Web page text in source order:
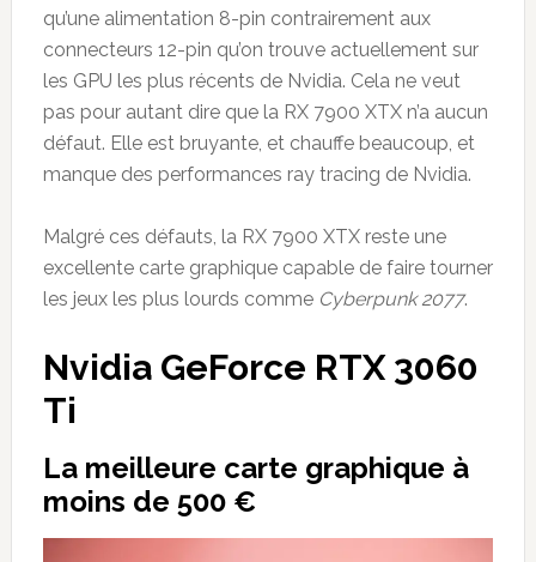
qu’une alimentation 8-pin contrairement aux
connecteurs 12-pin qu’on trouve actuellement sur
les GPU les plus récents de Nvidia. Cela ne veut
pas pour autant dire que la RX 7900 XTX n’a aucun
défaut. Elle est bruyante, et chauffe beaucoup, et
manque des performances ray tracing de Nvidia.
Malgré ces défauts, la RX 7900 XTX reste une
excellente carte graphique capable de faire tourner
les jeux les plus lourds comme Cyberpunk 2077.
Nvidia GeForce RTX 3060
Ti
La meilleure carte graphique à
moins de 500 €